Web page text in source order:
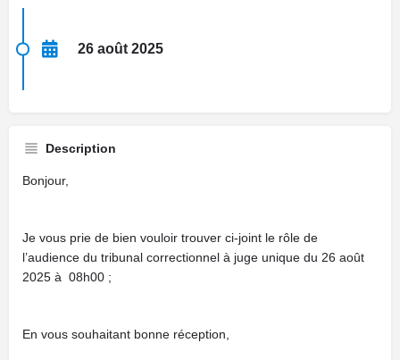
26 août 2025
Description
Bonjour,
Je vous prie de bien vouloir trouver ci-joint le rôle de
l’audience du tribunal correctionnel à juge unique du 26 août
2025 à 08h00 ;
En vous souhaitant bonne réception,